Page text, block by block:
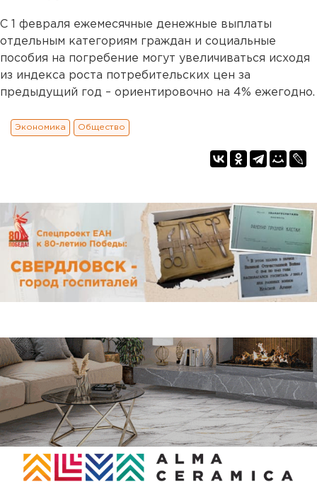
С 1 февраля ежемесячные денежные выплаты
отдельным категориям граждан и социальные
пособия на погребение могут увеличиваться исходя
из индекса роста потребительских цен за
предыдущий год – ориентировочно на 4% ежегодно.
Экономика Общество